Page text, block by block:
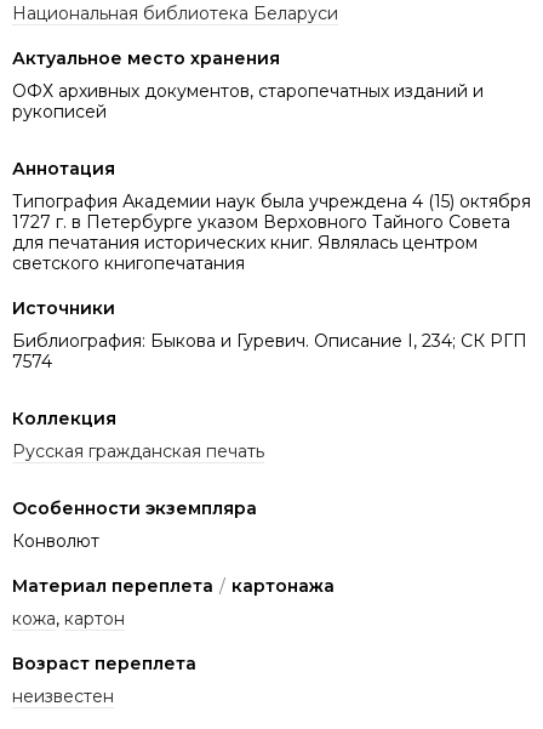
Национальная библиотека Беларуси
Актуальное место хранения
ОФХ архивных документов, старопечатных изданий и
рукописей
Аннотация
Типография Академии наук была учреждена 4 (15) октября
1727 г. в Петербурге указом Верховного Тайного Совета
для печатания исторических книг. Являлась центром
светского книгопечатания
Источники
Библиография: Быкова и Гуревич. Описание I, 234; СК РГП
7574
Коллекция
Русская гражданская печать
Особенности экземпляра
Конволют
Материал переплета / картонажа
кожа, картон
Возраст переплета
неизвестен